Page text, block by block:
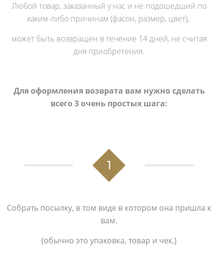
Любой товар, заказанный у нас и не подошедший по
каким-либо причинам (фасон, размер, цвет),
может быть возвращен в течение 14 дней, не считая
дня приобретения.
Для оформления возврата вам нужно сделать
всего 3 очень простых шага:
1
Собрать посылку, в том виде в котором она пришла к
вам.
(обычно это упаковка, товар и чек.)